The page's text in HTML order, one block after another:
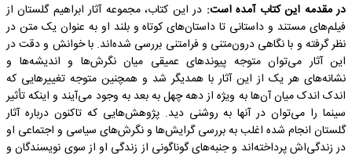
در مقدمه این کتاب آمده است: در این کتاب، مجموعه آثار ابراهیم گلستان از
فیلم‌های مستند و داستانی تا داستان‌های کوتاه و بلند او به عنوان یک متن در
نظر گرفته و با نگاهی درون‌متنی و فرامتنی بررسی شده‌اند. با خوانش و دقت در
این آثار می‌توان متوجه پیوندهای عمیقی میان نگرش‌ها و اندیشه‌ها و
نشانه‌های هر یک از این آثار با همدیگر شد و همچنین متوجه تغییرهایی که
اندک اندک میان آن‌ها به ویژه از دهه چهل به بعد به وجود می‌آیند و اینکه تأثیر
سینما را می‌توان در آنها به روشنی دید. پژوهش‌هایی که تاکنون درباره آثار
گلستان انجام شده اغلب به بررسی گرایش‌ها و نگرش‌های سیاسی و اجتماعی او
در زندگی‌اش پرداخته‌اند و جنبه‌های گوناگونی از زندگی او از سوی نویسندگان و